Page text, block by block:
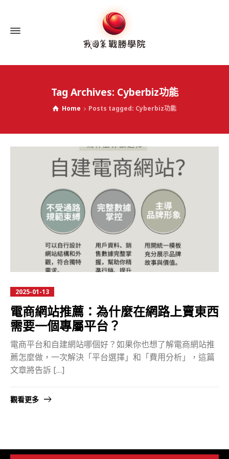
Tag Archives: Cyberbiz功能
Home Posts tagged: Cyberbiz功能
2025-01-13
電商網站推薦：為什麼在網路上賣東西
需要一個專屬平台？
電商平台和自建網站哪個好？如果你也想了解電商網站推
薦怎麼做，一次解決「平台選擇」和「費用分析」，這篇
文章將告訴 […]
觀看更多